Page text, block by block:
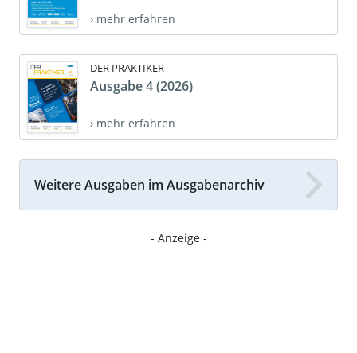
› mehr erfahren
DER PRAKTIKER
Ausgabe 4 (2026)
› mehr erfahren
Weitere Ausgaben im Ausgabenarchiv
- Anzeige -